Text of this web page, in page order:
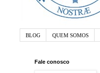
BLOG QUEM SOMOS
Fale conosco